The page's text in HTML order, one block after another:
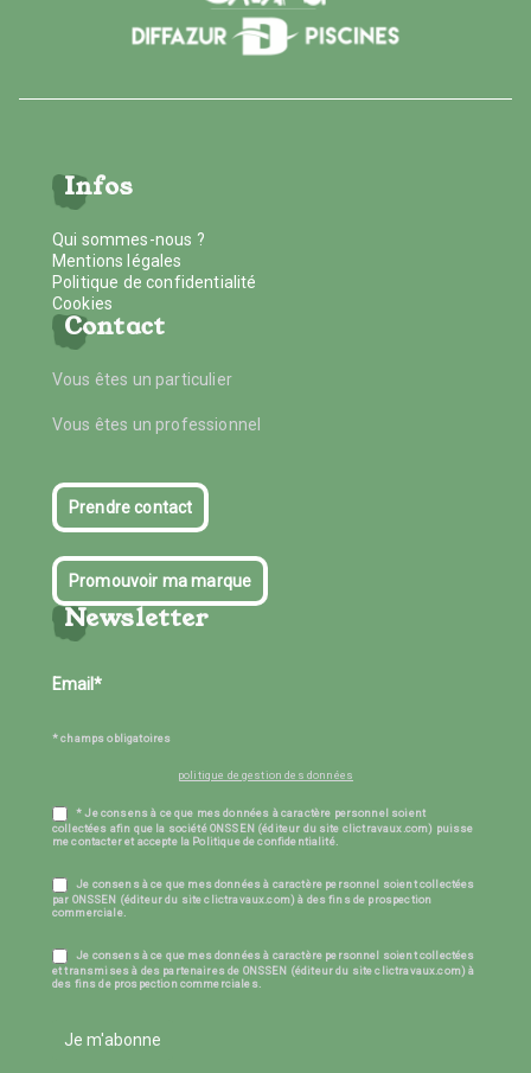
Infos
Qui sommes-nous ?
Mentions légales
Politique de confidentialité
Cookies
Contact
Vous êtes un particulier
Vous êtes un professionnel
Prendre contact
Promouvoir ma marque
Newsletter
* champs obligatoires
politique de gestion des données
* Je consens à ce que mes données à caractère personnel soient
collectées afin que la société ONSSEN (éditeur du site clictravaux.com) puisse
me contacter et accepte la Politique de confidentialité.
Je consens à ce que mes données à caractère personnel soient collectées
par ONSSEN (éditeur du site clictravaux.com) à des fins de prospection
commerciale.
Je consens à ce que mes données à caractère personnel soient collectées
et transmises à des partenaires de ONSSEN (éditeur du site clictravaux.com) à
des fins de prospection commerciales.
Je m'abonne